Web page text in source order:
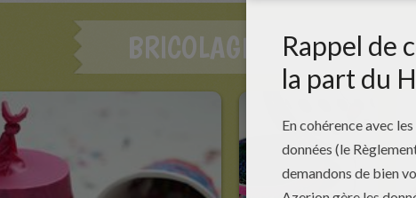
BRICOLAGE CARNAVAL